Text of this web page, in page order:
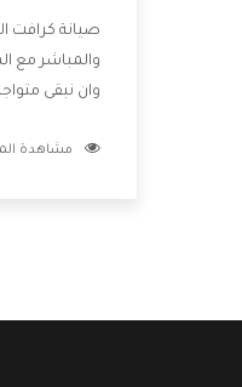
صيانة كرافت
والمباشر مع
وان نبقى
بالخدمات التى
مشاهدة